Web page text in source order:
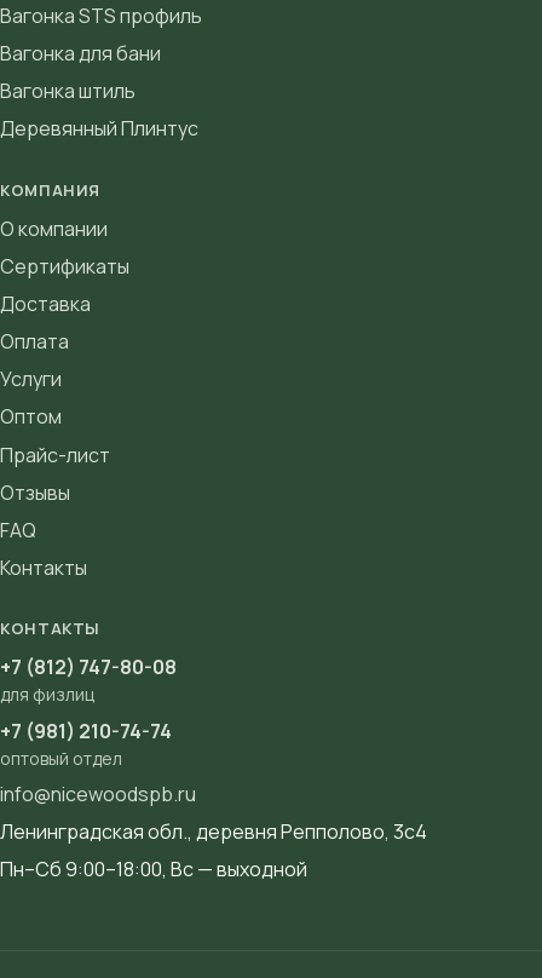
Вагонка STS профиль
Вагонка для бани
Вагонка штиль
Деревянный Плинтус
КОМПАНИЯ
О компании
Сертификаты
Доставка
Оплата
Услуги
Оптом
Прайс-лист
Отзывы
FAQ
Контакты
КОНТАКТЫ
+7 (812) 747-80-08
для физлиц
+7 (981) 210-74-74
оптовый отдел
info@nicewoodspb.ru
Ленинградская обл., деревня Репполово, 3с4
Пн–Сб 9:00–18:00, Вс — выходной